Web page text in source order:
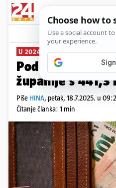
U 2024. GODINI
Poduzetnici
županije s
Piše HINA, petak, 18.7.2025. u
Čitanje članka: 1 min